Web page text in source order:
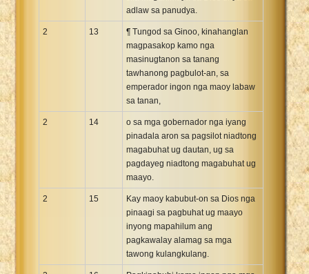
adlaw sa panudya.
2 13
¶ Tungod sa Ginoo, kinahanglan
magpasakop kamo nga
masinugtanon sa tanang
tawhanong pagbulot-an, sa
emperador ingon nga maoy labaw
sa tanan,
2 14
o sa mga gobernador nga iyang
pinadala aron sa pagsilot niadtong
magabuhat ug dautan, ug sa
pagdayeg niadtong magabuhat ug
maayo.
2 15
Kay maoy kabubut-on sa Dios nga
pinaagi sa pagbuhat ug maayo
inyong mapahilum ang
pagkawalay alamag sa mga
tawong kulangkulang.